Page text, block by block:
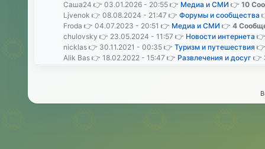
Саша24 👉 03.01.2026 - 20:55 👉 Медиа и СМИ 👉10
Ljvenok 👉 08.08.2024 - 21:47 👉Форумы и сообщества
Froda 👉 04.07.2023 - 20:51 👉 Медиа и СМИ 👉4
chulovsky 👉 23.05.2024 - 11:57 👉 Новости интернета
nicklas 👉 30.11.2021 - 00:35 👉Туризм и путешествия
Alik Bas 👉 18.02.2022 - 15:47 👉 Развлечения и досуг 👉